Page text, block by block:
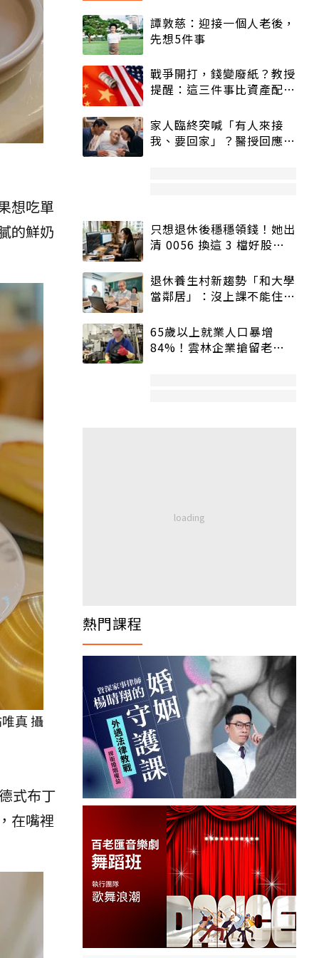
想吃單
的鮮奶
真 攝
式布丁
在嘴裡
譚敦慈：迎接一個人老後，
先想5件事
戰爭開打，錢變廢紙？教授
提醒：這三件事比資產配置
家人臨終突喊「有人來接
我、要回家」？醫授回應方
只想退休後穩穩領錢！她出
清 0056 換這 3 檔好股：
退休養生村新趨勢「和大學
當鄰居」：沒上課不能住、
65歲以上就業人口暴增
84%！雲林企業搶留老員
熱門課程